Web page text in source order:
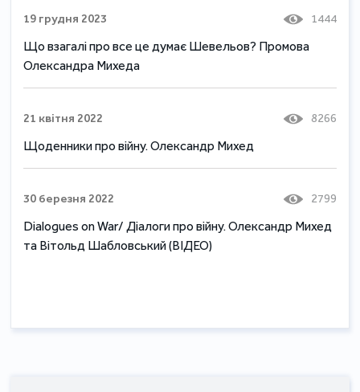
19 грудня 2023 1444
Що взагалі про все це думає Шевельов? Промова
Олександра Михеда
21 квітня 2022 8266
Щоденники про війну. Олександр Михед
30 березня 2022 2799
Dialogues on War/ Діалоги про війну. Олександр Михед
та Вітольд Шабловський (ВІДЕО)